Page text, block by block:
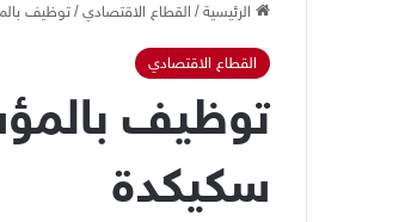
الرئيسية/ القطاع الاقتصادي/توظيف
القطاع الاقتصادي
توظيف
سكيكدة